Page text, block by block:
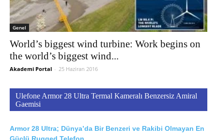
Genel
World’s biggest wind turbine: Work begins on
the world’s biggest wind...
Akademi Portal - 25 Haziran 2016
Ulefone Armor 28 Ultra Termal Kameralı Benzersiz Amiral
Gaemisi
Armor 28 Ultra; Dünya’da Bir Benzeri ve Rakibi Olmayan En